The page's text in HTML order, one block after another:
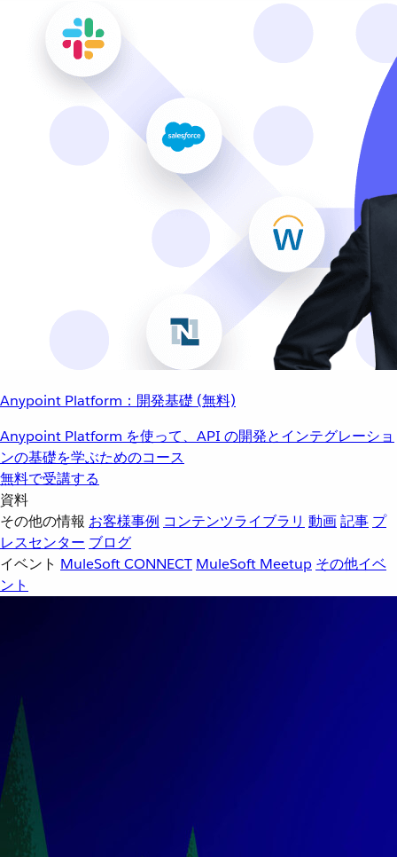
Anypoint Platform：開発基礎 (無料)
Anypoint Platform を使って、API の開発とインテグレーショ
ンの基礎を学ぶためのコース
無料で受講する
資料
その他の情報 お客様事例 コンテンツライブラリ 動画記事 プ
レスセンター ブログ
イベント MuleSoft CONNECT MuleSoft Meetup その他イベ
ント